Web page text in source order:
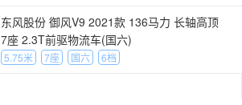
东风股份 御风V9 2021款 136马力 长轴高顶
7座 2.3T前驱物流车(国六)
5.75米 7座 国六 6档